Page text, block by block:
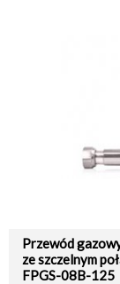
Przewód
ze szczelnym
FPGS-08B-125